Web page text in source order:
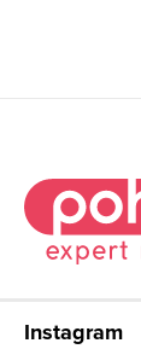
Instagram